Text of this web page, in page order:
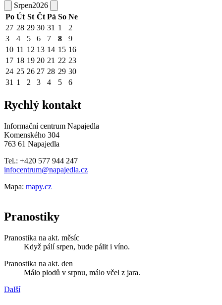
Srpen2026
Po Út St Čt Pá So Ne
27 28 29 30 31 1
2
3
4 5 6 7 8
9
10 11 12 13 14 15 16
17 18 19 20 21 22 23
24 25 26 27 28 29 30
31 1 2 3 4 5 6
Rychlý kontakt
Informační centrum Napajedla
Komenského 304
763 61 Napajedla
Tel.: +420 577 944 247
infocentrum@napajedla.cz
Mapa: mapy.cz
Pranostiky
Pranostika na akt. měsíc
Když pálí srpen, bude pálit i víno.
Pranostika na akt. den
Málo plodů v srpnu, málo včel z jara.
Další